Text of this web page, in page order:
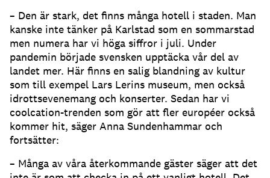
– Den är stark, det finns många hotell i staden. Man
kanske inte tänker på Karlstad som en sommarstad
men numera har vi höga siffror i juli. Under
pandemin började svensken upptäcka vår del av
landet mer. Här finns en salig blandning av kultur
som till exempel Lars Lerins museum, men också
idrottsevenemang och konserter. Sedan har vi
coolcation-trenden som gör att fler européer också
kommer hit, säger Anna Sundenhammar och
fortsätter:
– Många av våra återkommande gäster säger att det